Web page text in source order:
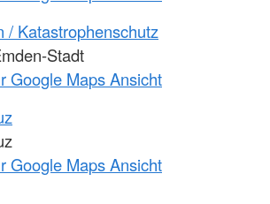
/ Katastrophenschutz
Stadt
Google Maps Ansicht
Google Maps Ansicht